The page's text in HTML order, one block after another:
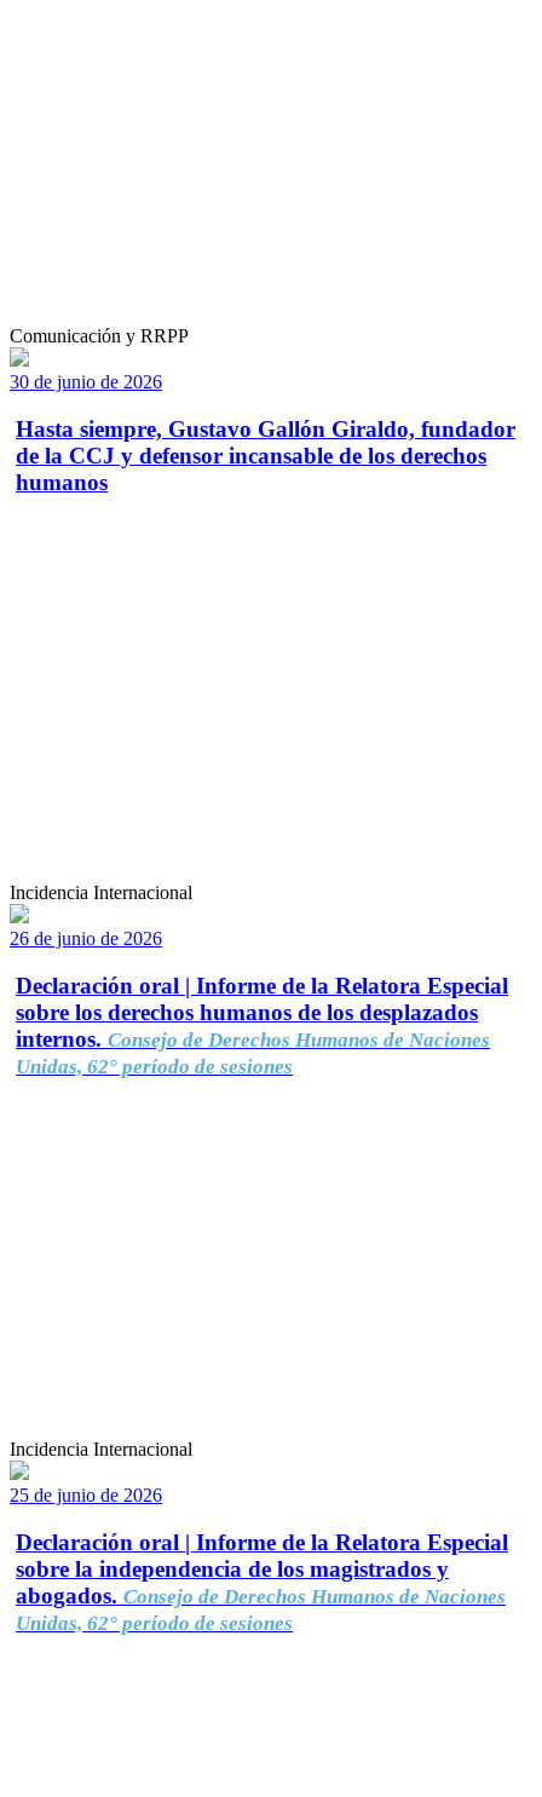
Comunicación y RRPP
30 de junio de 2026
Hasta siempre, Gustavo Gallón Giraldo, fundador
de la CCJ y defensor incansable de los derechos
humanos
Incidencia Internacional
26 de junio de 2026
Declaración oral | Informe de la Relatora Especial
sobre los derechos humanos de los desplazados
internos. Consejo de Derechos Humanos de Naciones
Unidas, 62° período de sesiones
Incidencia Internacional
25 de junio de 2026
Declaración oral | Informe de la Relatora Especial
sobre la independencia de los magistrados y
abogados. Consejo de Derechos Humanos de Naciones
Unidas, 62° período de sesiones